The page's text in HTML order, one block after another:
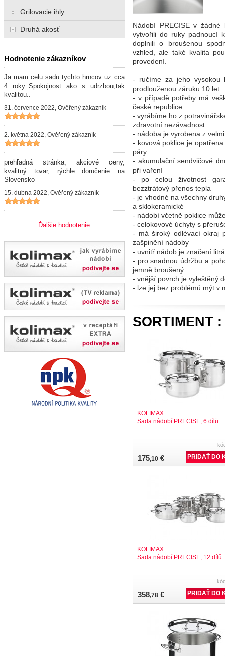
Nádobí PRECISE v žádné
vytvořili do ruky padnoucí
doplnili o broušenou
vzhled, ale také kvalita
provedení.
- ručíme za jeho vysokou
prodlouženou záruku 10 let
- v případě potřeby má
české republice
- vyrábíme ho z
zdravotní nezávadnost
- nádoba je vyrobena z
- kovová poklice je
páry
- akumulační sendvičové
při vaření
- po celou životnost
bezztrátový přenos tepla
- je vhodné na všechny
a sklokeramické
- nádobí včetně poklice
- celokovové úchyty s
- má široký odlévací okraj
zašpinění nádoby
- uvnitř nádob je značení
- pro snadnou údržbu a
jemně broušený
- vnější povrch je vyleštěný
- lze jej bez problémů mýt v
SORTIMENT
KOLIMAX
Sada nádobí PRECISE, 6 dílů
175,10 €
KOLIMAX
Sada nádobí PRECISE, 12 dílů
358,78 €
Grilovacie ihly
Druhá akosť
Hodnotenie zákazníkov
Ja mam celu sadu tychto hrncov uz cca
4 roky..Spokojnost ako s udrzbou,tak
kvalitou..
31. července 2022, Ověřený zákazník
2. května 2022, Ověřený zákazník
prehľadná stránka, akciové ceny,
kvalitný tovar, rýchle doručenie na
Slovensko
15. dubna 2022, Ověřený zákazník
Ďalšie hodnotenie